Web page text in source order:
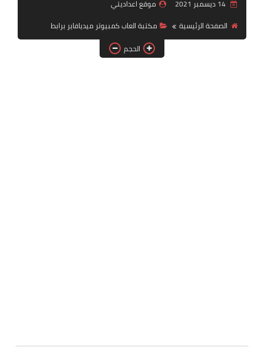
بلايستيشن PS2
14 ديسمبر 2021
موقع اعداديتي
الصفحة الرئيسية
مكتبة العاب كمبيوتر ميديافاير برابط
الحجم